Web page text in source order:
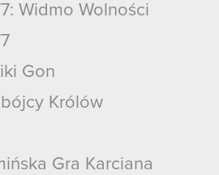
Widmo Wolności
Gon
Królów
Gra Karciana